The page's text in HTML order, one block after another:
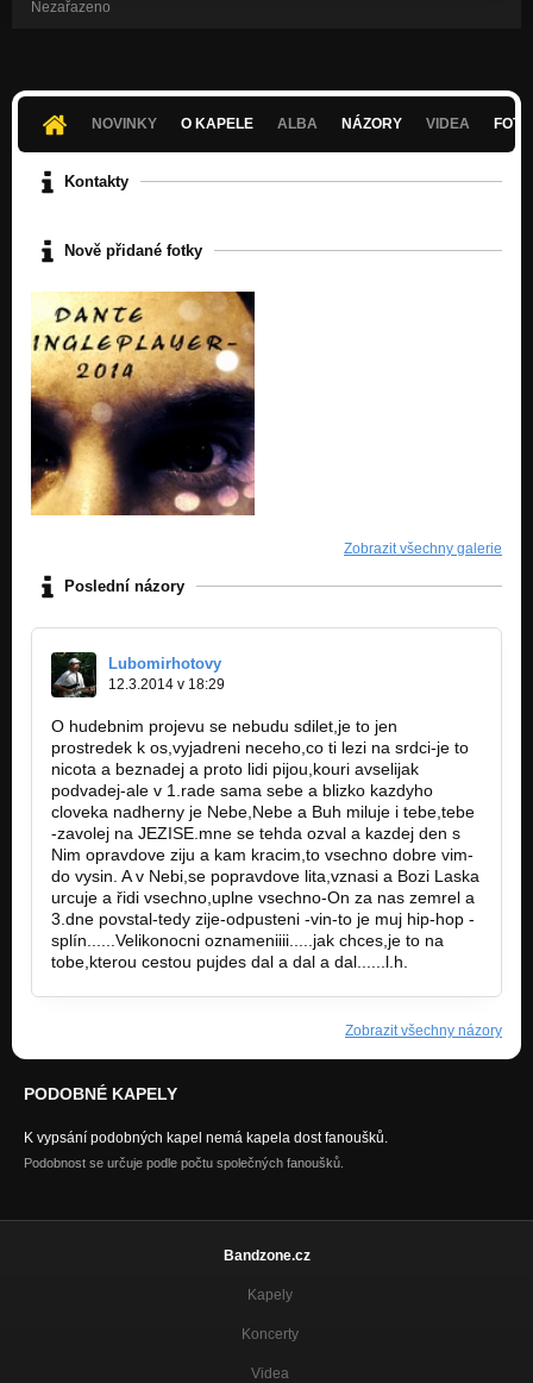
Nezařazeno
NOVINKY O KAPELE ALBA NÁZORY VIDEA
Kontakty
Nově přidané fotky
Zobrazit všechny galerie
Poslední názory
Lubomirhotovy
12.3.2014 v 18:29
O hudebnim projevu se nebudu sdilet,je to jen
prostredek k os,vyjadreni neceho,co ti lezi na srdci-je to
nicota a beznadej a proto lidi pijou,kouri avselijak
podvadej-ale v 1.rade sama sebe a blizko kazdyho
cloveka nadherny je Nebe,Nebe a Buh miluje i tebe,tebe
-zavolej na JEZISE.mne se tehda ozval a kazdej den s
Nim opravdove ziju a kam kracim,to vsechno dobre vim-
do vysin. A v Nebi,se popravdove lita,vznasi a Bozi Laska
urcuje a řidi vsechno,uplne vsechno-On za nas zemrel a
3.dne povstal-tedy zije-odpusteni -vin-to je muj hip-hop -
splín......Velikonocni oznameniiii.....jak chces,je to na
tobe,kterou cestou pujdes dal a dal a dal......l.h.
Zobrazit všechny názory
PODOBNÉ KAPELY
K vypsání podobných kapel nemá kapela dost fanoušků.
Podobnost se určuje podle počtu společných fanoušků.
Bandzone.cz
Kapely
Koncerty
Videa